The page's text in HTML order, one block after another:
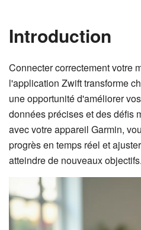
Introduction
Connecter correctement votre
l'application Zwift transforme
une opportunité d'améliorer
données précises et des défis
avec votre appareil Garmin,
progrès en temps réel et
atteindre de nouveaux objectifs.